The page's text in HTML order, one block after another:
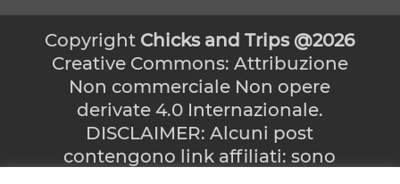
Copyright Chicks and Trips @2026
Creative Commons: Attribuzione
Non commerciale Non opere
derivate 4.0 Internazionale.
DISCLAIMER: Alcuni post
contengono link affiliati: sono